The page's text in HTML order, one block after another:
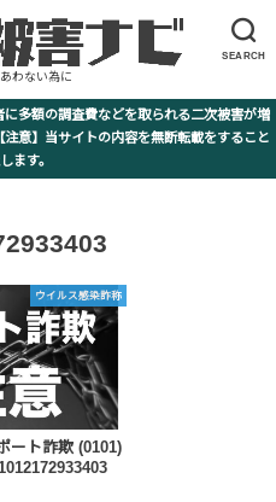
SEARCH
わない為に
多額の調査費などを取られる二次被害が増
当サイトの内容を無断転載をすること
ます。
ウイルス感染詐称
ート詐欺 (0101)